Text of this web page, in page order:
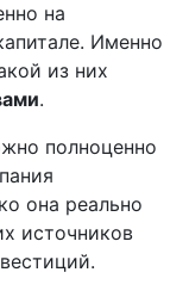
на
Именно
из них
.
полноценно
она реально
источников